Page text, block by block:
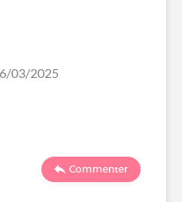
03/2025
Commenter